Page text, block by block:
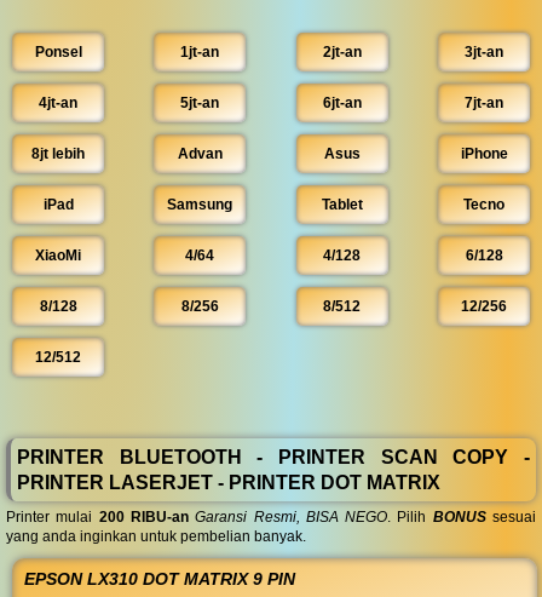
Ponsel 1jt-an 2jt-an 3jt-an
4jt-an 5jt-an 6jt-an 7jt-an
8jt lebih Advan Asus iPhone
iPad Samsung Tablet Tecno
XiaoMi 4/64 4/128 6/128
8/128 8/256 8/512 12/256
12/512
PRINTER BLUETOOTH - PRINTER SCAN COPY -
PRINTER LASERJET - PRINTER DOT MATRIX
Printer mulai 200 RIBU-an Garansi Resmi, BISA NEGO. Pilih BONUSsesuai
yang anda inginkan untuk pembelian banyak.
EPSON LX310 DOT MATRIX 9 PIN